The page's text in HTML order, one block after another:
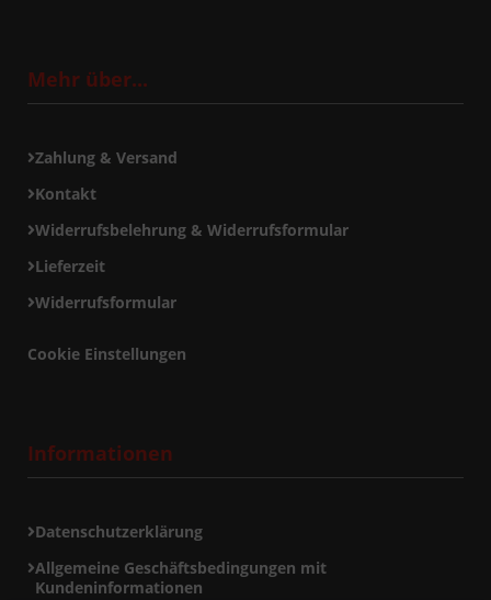
Mehr über...
Zahlung & Versand
Kontakt
Widerrufsbelehrung & Widerrufsformular
Lieferzeit
Widerrufsformular
Cookie Einstellungen
Informationen
Datenschutzerklärung
Allgemeine Geschäftsbedingungen mit
Kundeninformationen